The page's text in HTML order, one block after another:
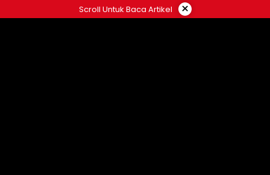
ke
Scroll Untuk Baca Artikel ×